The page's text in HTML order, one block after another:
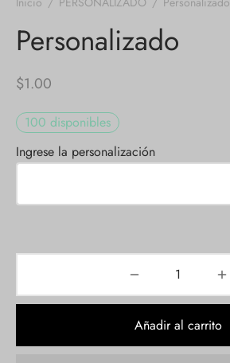
Personalizado
$1.00
100 disponibles
Ingrese la personalización
Añadir al carrito